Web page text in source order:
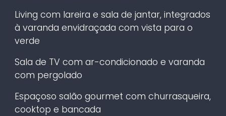
Living com lareira e sala de jantar, integrados
à varanda envidraçada com vista para o
verde
Sala de TV com ar-condicionado e varanda
com pergolado
Espaçoso salão gourmet com churrasqueira,
cooktop e bancada